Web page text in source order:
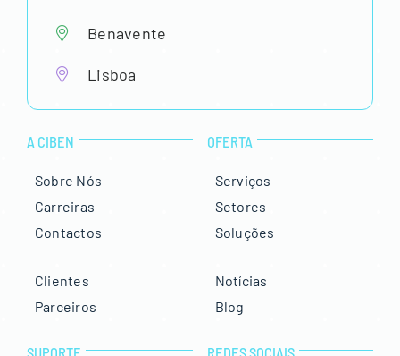
Benavente
Lisboa
A CIBEN
Sobre Nós
Carreiras
Contactos
Clientes
Parceiros
SUPORTE
OFERTA
Serviços
Setores
Soluções
Notícias
Blog
REDES SOCIAIS